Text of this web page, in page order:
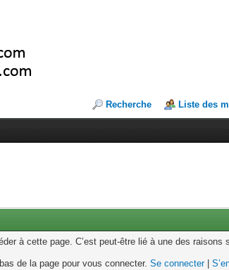
Recherche Liste des
à cette page. C’est peut-être lié à une des raisons
de la page pour vous connecter.Se connecter|